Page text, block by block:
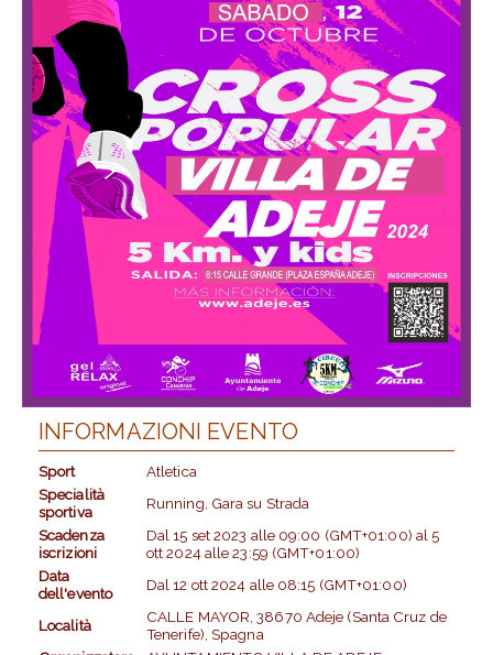
INFORMAZIONI EVENTO
Sport
Atletica
Specialità
sportiva
Running, Gara su Strada
Scadenza
iscrizioni
Dal15 set 2023 alle 09:00 (GMT+01:00) al5
ott 2024alle23:59 (GMT+01:00)
Data
dell'evento
Dal12 ott 2024 alle 08:15 (GMT+01:00)
Località
CALLE MAYOR, 38670 Adeje (Santa Cruz de
Tenerife), Spagna